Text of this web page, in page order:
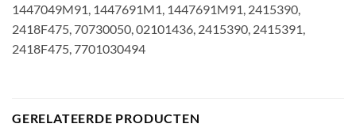
1447049M91, 1447691M1, 1447691M91, 2415390,
2418F475, 70730050, 02101436, 2415390, 2415391,
2418F475, 7701030494
GERELATEERDE PRODUCTEN